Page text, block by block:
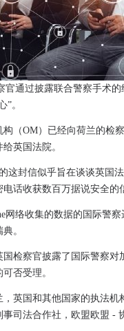
体问题上投下光线，因为能量需
Ciaran Martin加入网络风险
IT团队和工具归咎于未对准
桥无线伪造合作伙伴关系，以
略导航组织视图的路径
错误被利用在加密僵尸网
后，但今天可以制作商业案例
的量子电脑
来新的芬兰5G获胜
获得Sberbank角色
欧洲抨击纤维网络的误导广告
用于培养“不负责任的情报机构
光纤部署的世界顶部
为世界网络标准
现在推出Azure的平台
官通过披露联合警察手术
”。
构（OM）已经向荷兰的检
英国法院。
这封信似乎旨在谈谈英国
话收获数百万据说安全的
网络收集的数据的国际警
。
国检察官披露了国际警察
否受理。
，英国和其他国家的执法
司法合作社，欧盟欧盟 -